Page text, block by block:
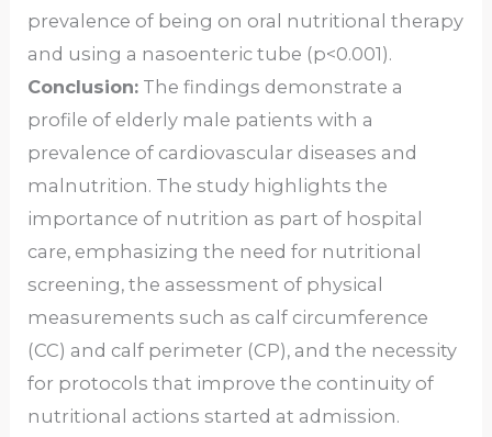
prevalence of being on oral nutritional therapy
and using a nasoenteric tube (p<0.001).
Conclusion: The findings demonstrate a
profile of elderly male patients with a
prevalence of cardiovascular diseases and
malnutrition. The study highlights the
importance of nutrition as part of hospital
care, emphasizing the need for nutritional
screening, the assessment of physical
measurements such as calf circumference
(CC) and calf perimeter (CP), and the necessity
for protocols that improve the continuity of
nutritional actions started at admission.